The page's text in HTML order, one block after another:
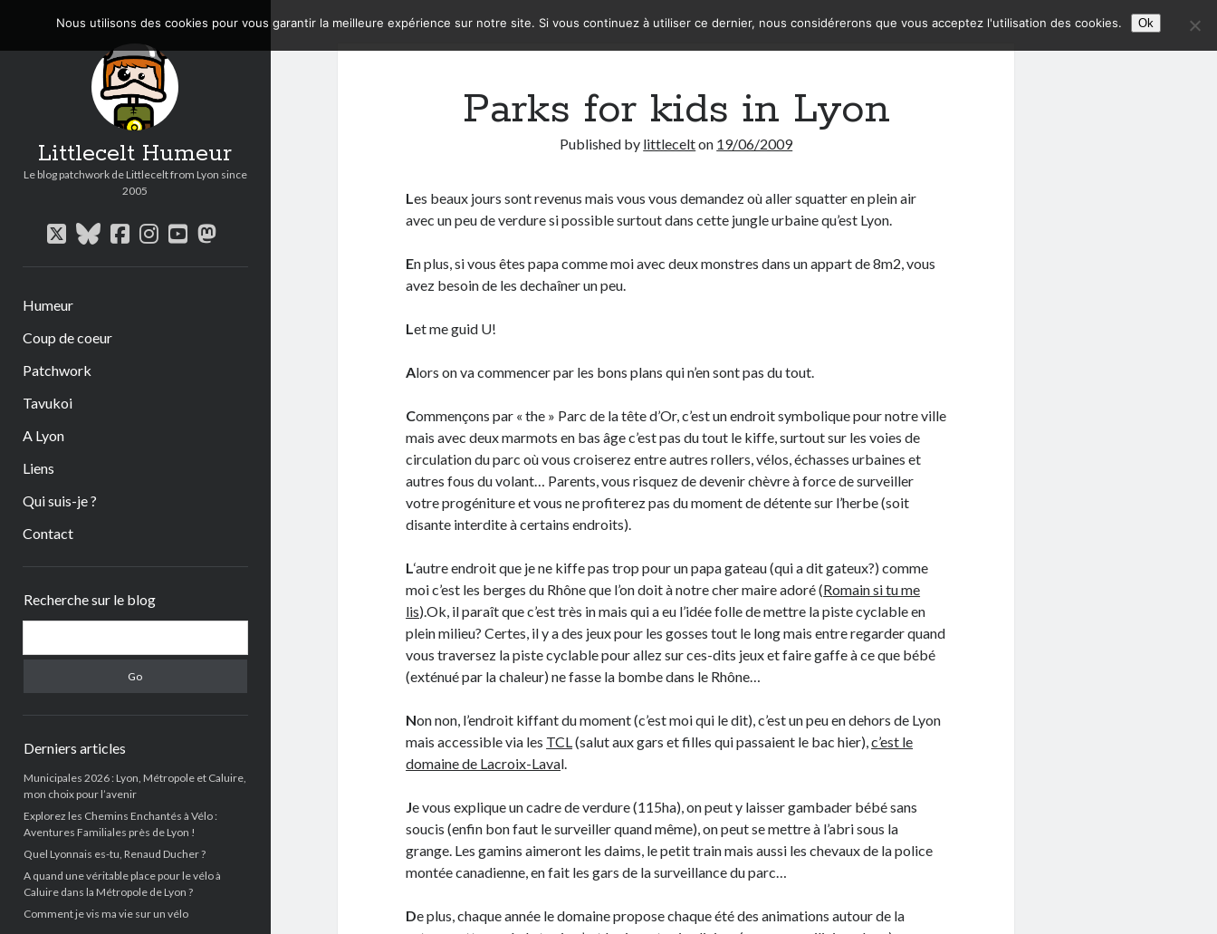
Littlecelt Humeur
Le blog patchwork de Littlecelt from Lyon since
2005
twitterbluesky
facebook
instagram
youtube
mastodon
Humeur
Coup de coeur
Patchwork
Tavukoi
A Lyon
Liens
Qui suis-je ?
Contact
Recherche sur le blog
Derniers articles
Municipales 2026 : Lyon, Métropole et Caluire,
mon choix pour l’avenir
Explorez les Chemins Enchantés à Vélo :
Aventures Familiales près de Lyon !
Quel Lyonnais es-tu, Renaud Ducher ?
A quand une véritable place pour le vélo à
Caluire dans la Métropole de Lyon ?
Comment je vis ma vie sur un vélo
Parks for kids in Lyon
Published by littlecelton 19/06/2009
Les beaux jours sont revenus mais vous vous demandez où aller squatter en plein air
avec un peu de verdure si possible surtout dans cette jungle urbaine qu’est Lyon.
En plus, si vous êtes papa comme moi avec deux monstres dans un appart de 8m2, vous
avez besoin de les dechaîner un peu.
Let me guid U!
Alors on va commencer par les bons plans qui n’en sont pas du tout.
Commençons par « the » Parc de la tête d’Or, c’est un endroit symbolique pour notre ville
mais avec deux marmots en bas âge c’est pas du tout le kiffe, surtout sur les voies de
circulation du parc où vous croiserez entre autres rollers, vélos, échasses urbaines et
autres fous du volant… Parents, vous risquez de devenir chèvre à force de surveiller
votre progéniture et vous ne profiterez pas du moment de détente sur l’herbe (soit
disante interdite à certains endroits).
L‘autre endroit que je ne kiffe pas trop pour un papa gateau (qui a dit gateux?) comme
moi c’est les berges du Rhône que l’on doit à notre cher maire adoré (Romain si tu me
lis).Ok, il paraît que c’est très in mais qui a eu l’idée folle de mettre la piste cyclable en
plein milieu? Certes, il y a des jeux pour les gosses tout le long mais entre regarder quand
vous traversez la piste cyclable pour allez sur ces-dits jeux et faire gaffe à ce que bébé
(exténué par la chaleur) ne fasse la bombe dans le Rhône…
Non non, l’endroit kiffant du moment (c’est moi qui le dit), c’est un peu en dehors de Lyon
mais accessible via les TCL(salut aux gars et filles qui passaient le bac hier),c’est le
domaine de Lacroix-Laval.
Je vous explique un cadre de verdure (115ha), on peut y laisser gambader bébé sans
soucis (enfin bon faut le surveiller quand même), on peut se mettre à l’abri sous la
grange. Les gamins aimeront les daims, le petit train mais aussi les chevaux de la police
montée canadienne, en fait les gars de la surveillance du parc…
De plus, chaque année le domaine propose chaque été des animations autour de la
Nous utilisons des cookies pour vous garantir la meilleure expérience sur notre site. Si vous continuez à utiliser ce dernier, nous considérerons que vous acceptez l'utilisation des cookies. Ok